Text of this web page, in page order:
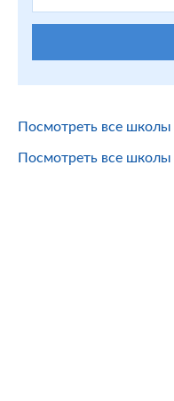
Посмотреть все школы
Посмотреть все школы